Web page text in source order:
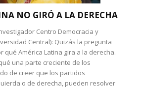
NO GIRÓ A LA DERECHA
Centro Democracia y
Central): Quizás la pregunta
qué América Latina gira a la derecha.
una parte creciente de los
de creer que los partidos
o de derecha, pueden resolver